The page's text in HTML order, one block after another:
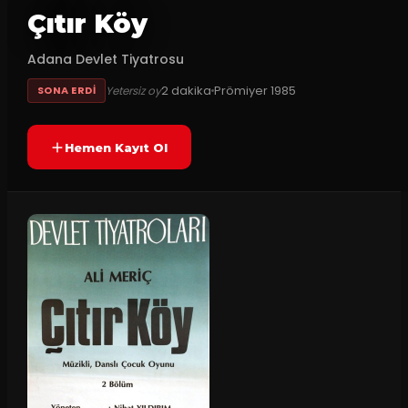
Çıtır Köy
Adana Devlet Tiyatrosu
SONA ERDI Yetersiz oy2 dakikaPrömiyer1985
Hemen Kayıt Ol